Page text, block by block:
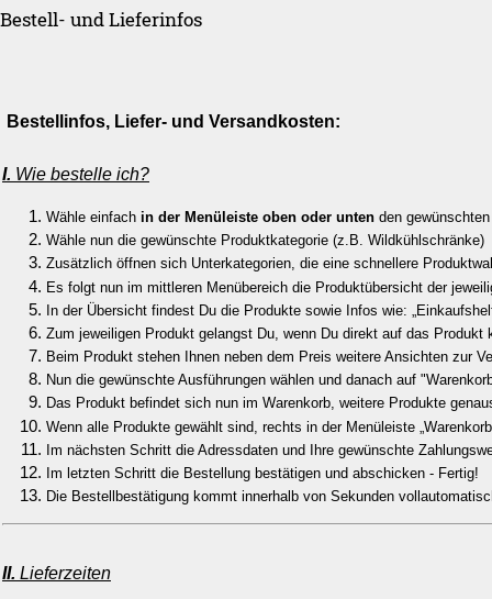
Bestell- und Lieferinfos
Bestellinfos, Liefer- und
I. Wie bestelle ich?
Wähle einfach in der Menüleiste oben oder unten den
Wähle nun die gewünschte Produktkategorie (z.B. Wildkühlschränke)
Zusätzlich öffnen sich Unterkategorien, die eine schnellere
Es folgt nun im mittleren Menübereich die Produktübersicht der
In der Übersicht findest Du die Produkte sowie Infos wie:
Zum jeweiligen Produkt gelangst Du, wenn Du direkt auf das Produkt
Beim Produkt stehen Ihnen neben dem Preis weitere Ansichten zur
Nun die gewünschte Ausführungen wählen und danach auf
Das Produkt befindet sich nun im Warenkorb, weitere Produkte
Wenn alle Produkte gewählt sind, rechts in der Menüleiste
Im nächsten Schritt die Adressdaten und Ihre gewünschte
Im letzten Schritt die Bestellung bestätigen und abschicken - Fertig!
Die Bestellbestätigung kommt innerhalb von Sekunden
II. Lieferzeiten